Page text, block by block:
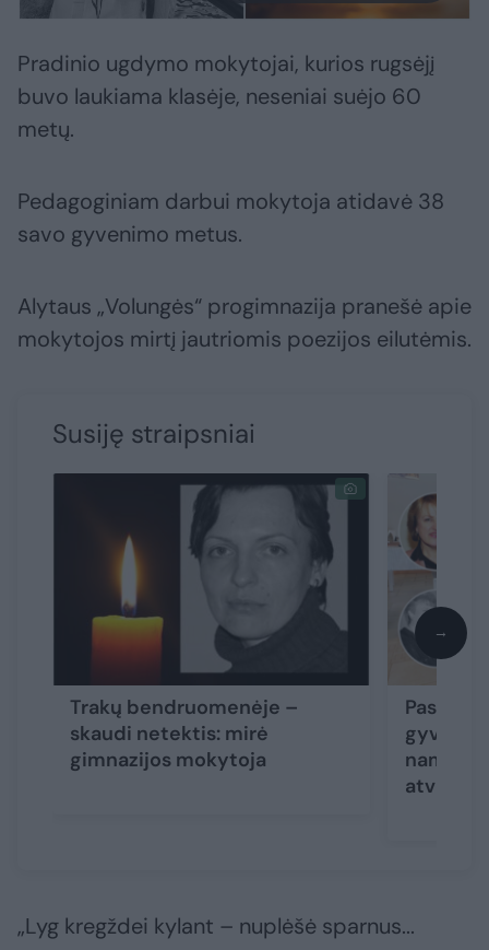
Pradinio ugdymo mokytojai, kurios rugsėjį
buvo laukiama klasėje, neseniai suėjo 60
metų.
Pedagoginiam darbui mokytoja atidavė 38
savo gyvenimo metus.
Alytaus „Volungės“ progimnazija pranešė apie
mokytojos mirtį jautriomis poezijos eilutėmis.
Susiję straipsniai
Trakų bendruomenėje –
skaudi netektis: mirė
gimnazijos mokytoja
namus
atvirai
→
„Lyg kregždei kylant – nuplėšė sparnus...